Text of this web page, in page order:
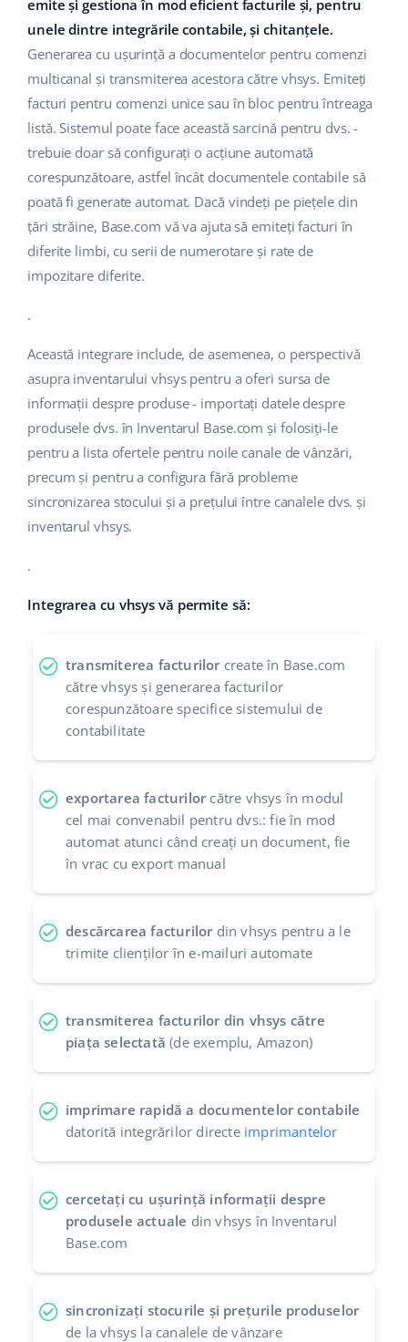
Managementul transporturilor
Automatizarea fluxului de lucru
Base Connect
AI pentru comerțul electronic
Casă și grădină
Produse pentru copii
Electronică
Piese auto
Supermarket
Sănătate și frumusețe
Modă
Suport
Blog
Servicii
Implementari de sistem
Auditul conturilor
Altele
Colaborare si parteneri
Contact
english (US)
english (GB)
english (IN)
čeština
deutsch
Ελληνικά
español (AR)
Français
Italiano
polski
português (BR)
română
emite și gestiona în mod eficient facturile și, pentru
unele dintre integrările contabile, și chitanțele.
Generarea cu ușurință a documentelor pentru comenzi
multicanal și transmiterea acestora către vhsys. Emiteți
facturi pentru comenzi unice sau în bloc pentru întreaga
listă. Sistemul poate face această sarcină pentru dvs. -
trebuie doar să configurați o acțiune automată
corespunzătoare, astfel încât documentele contabile să
poată fi generate automat. Dacă vindeți pe piețele din
țări străine, Base.com vă va ajuta să emiteți facturi în
diferite limbi, cu serii de numerotare și rate de
impozitare diferite.
.
Această integrare include, de asemenea, o perspectivă
asupra inventarului vhsys pentru a oferi sursa de
informații despre produse - importați datele despre
produsele dvs. în Inventarul Base.com și folosiți-le
pentru a lista ofertele pentru noile canale de vânzări,
precum și pentru a configura fără probleme
sincronizarea stocului și a prețului între canalele dvs. și
inventarul vhsys.
.
Integrarea cu vhsys vă permite să:
transmiterea facturilor create în Base.com
către vhsys și generarea facturilor
corespunzătoare specifice sistemului de
contabilitate
exportarea facturilor către vhsys în modul
cel mai convenabil pentru dvs.: fie în mod
automat atunci când creați un document, fie
în vrac cu export manual
descărcarea facturilor din vhsys pentru a le
trimite clienților în e-mailuri automate
transmiterea facturilor din vhsys către
piața selectată (de exemplu, Amazon)
imprimare rapidă a documentelor contabile
datorită integrărilor directe imprimantelor
cercetați cu ușurință informații despre
produsele actuale din vhsys în Inventarul
Base.com
sincronizați stocurile și prețurile produselor
de la vhsys la canalele de vânzare